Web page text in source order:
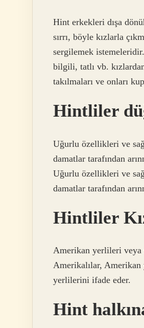
Hint erkekleri dışa
sırrı, böyle kızlarla
sergilemek
bilgili, tatlı vb.
takılmaları ve onları
Hintliler
Uğurlu özellikleri ve
damatlar tarafından
Uğurlu özellikleri ve
damatlar tarafından
Hintliler
Amerikan yerlileri veya
Amerikalılar, Amerikan
yerlilerini ifade eder.
Hint